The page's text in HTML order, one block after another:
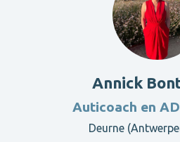
Annick
Auticoach en
Deurne